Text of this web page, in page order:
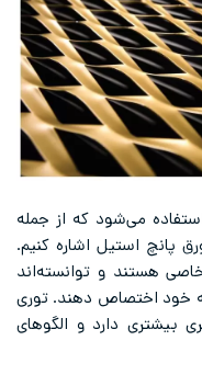
می‌شود که از جمله
پانچ استیل اشاره کنیم.
هستند و توانسته‌اند
خود اختصاص دهند. توری
بیشتری دارد و الگوهای